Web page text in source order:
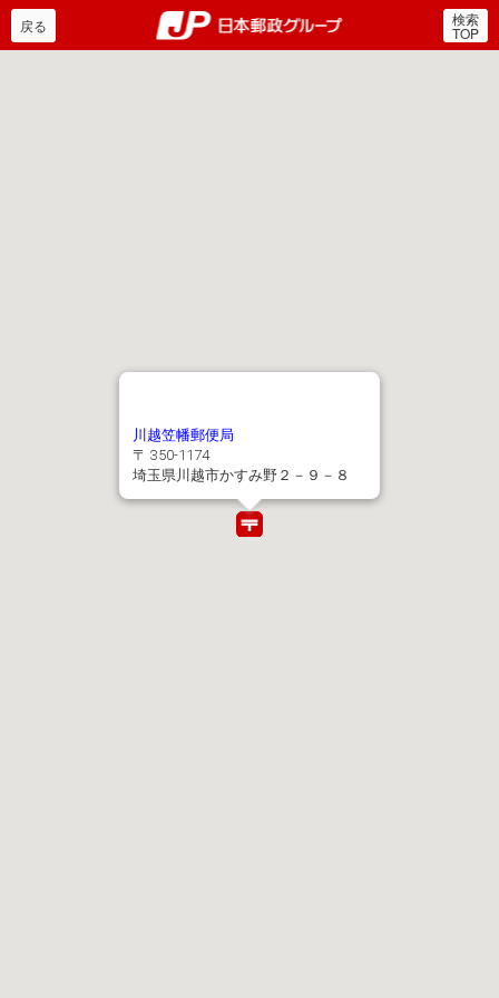
郵便局・日本郵政グルー
戻る 検索
TOP
川越笠幡郵便局
〒 350-1174
埼玉県川越市かすみ野２－９－８